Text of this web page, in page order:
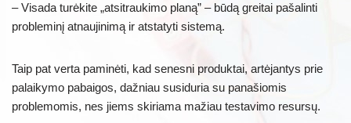
– Visada turėkite „atsitraukimo planą” – būdą greitai pašalinti
probleminį atnaujinimą ir atstatyti sistemą.
Taip pat verta paminėti, kad senesni produktai, artėjantys prie
palaikymo pabaigos, dažniau susiduria su panašiomis
problemomis, nes jiems skiriama mažiau testavimo resursų.